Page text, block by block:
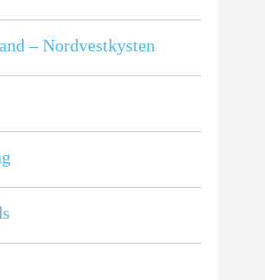
– Nordvestkysten